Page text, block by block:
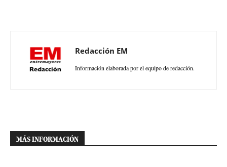
Redacción EM
Información elaborada por el equipo de redacción.
MÁS INFORMACIÓN